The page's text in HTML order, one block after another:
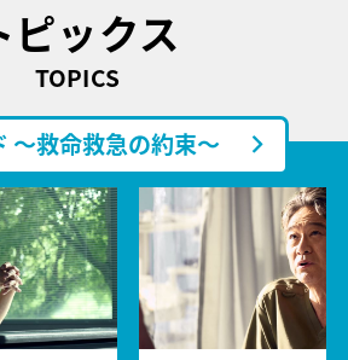
ピックス
TOPICS
～救命救急の約束～